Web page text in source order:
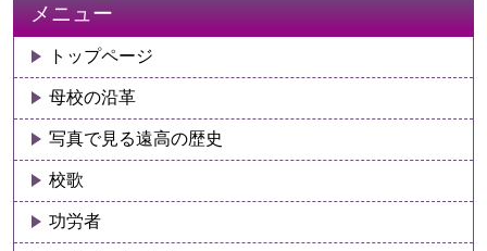
メニュー
トップページ
母校の沿革
写真で見る遠高の歴史
校歌
功労者